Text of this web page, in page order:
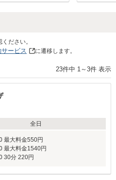
ださい。
ービス に遷移します。
23件中 1 ～ 3件 表示
全日
最大料金550円
最大料金1540円
30分 220円